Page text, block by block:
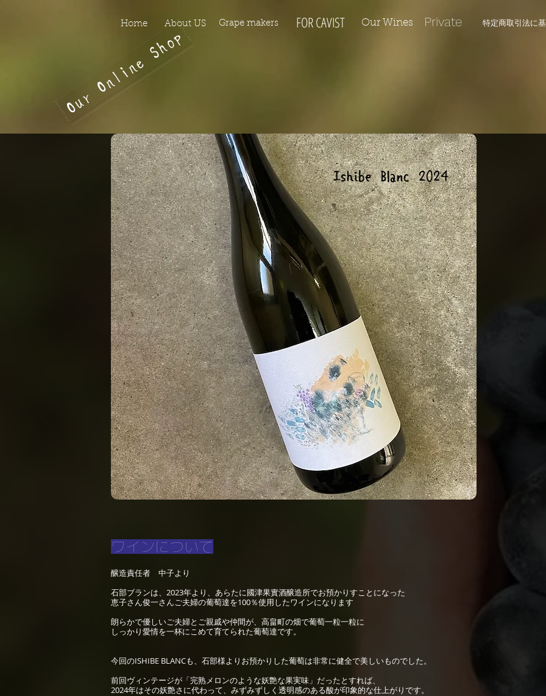
Home ​About US ​Grape makers ​FOR CAVIST Our Wines Private 特定商取引法に
Our Online Shop
Ishibe Blanc 2024
ワインについて
醸造責任者 中子より
石部ブランは、2023年より、あらたに國津果實酒醸造所でお預かりすことになった
恵子さん俊一さんご夫婦の葡萄達を100％使用したワインになります
朗らかで優しいご夫婦とご親戚や仲間が、高畠町の畑で葡萄一粒一粒に
しっかり愛情を一杯にこめて育てられた葡萄達です。
今回のISHIBE BLANCも、石部様よりお預かりした葡萄は非常に健全で美しいものでした。
前回ヴィンテージが「完熟メロンのような妖艶な果実味」だったとすれば、
2024年はその妖艶さに代わって、みずみずしく透明感のある酸が印象的な仕上がりです。